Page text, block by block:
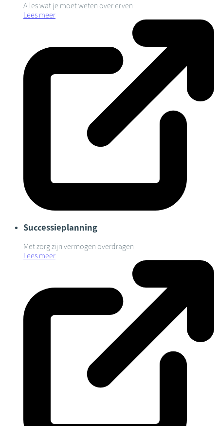
Alles wat je moet weten over erven
Lees meer
Successieplanning
Met zorg zijn vermogen overdragen
Lees meer